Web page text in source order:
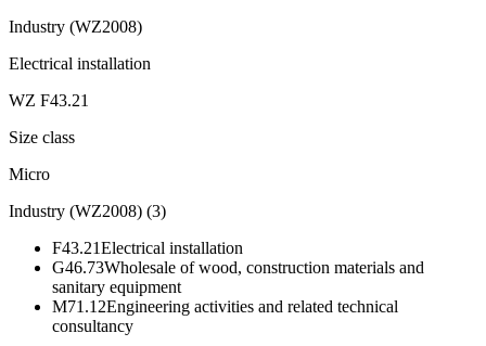
Industry (WZ2008)
Electrical installation
WZ F43.21
Size class
Micro
Industry (WZ2008) (3)
F43.21Electrical installation
G46.73Wholesale of wood, construction materials and
sanitary equipment
M71.12Engineering activities and related technical
consultancy